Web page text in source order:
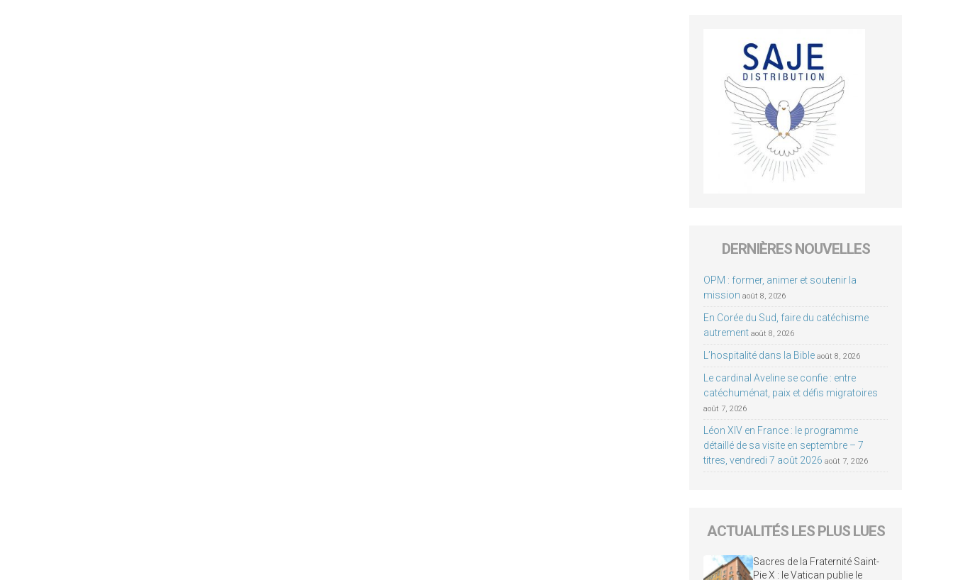
DERNIÈRES NOUVELLES
OPM : former, animer et soutenir la
mission août 8, 2026
En Corée du Sud, faire du catéchisme
autrement août 8, 2026
L’hospitalité dans la Bible août 8, 2026
Le cardinal Aveline se confie : entre
catéchuménat, paix et défis migratoires
août 7, 2026
Léon XIV en France : le programme
détaillé de sa visite en septembre – 7
titres, vendredi 7 août 2026 août 7, 2026
ACTUALITÉS LES PLUS LUES
Sacres de la Fraternité Saint-
Pie X : le Vatican publie le